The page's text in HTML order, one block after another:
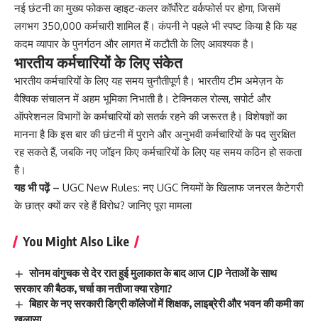
नई छंटनी का मुख्य फोकस व्हाइट‑कलर कॉर्पोरेट वर्कफोर्स पर होगा, जिसमें
लगभग 350,000 कर्मचारी शामिल हैं। कंपनी ने पहले भी स्पष्ट किया है कि यह
कदम व्यापार के पुनर्गठन और लागत में कटौती के लिए आवश्यक है।
भारतीय कर्मचारियों के लिए संकेत
भारतीय कर्मचारियों के लिए यह समय चुनौतीपूर्ण है। भारतीय टीम अमेज़न के
वैश्विक संचालन में अहम भूमिका निभाती है। टेक्निकल रोल्स, सपोर्ट और
ऑपरेशनल विभागों के कर्मचारियों को सतर्क रहने की जरूरत है। विशेषज्ञों का
मानना है कि इस बार की छंटनी में पुराने और अनुभवी कर्मचारियों के पद सुरक्षित
रह सकते हैं, जबकि नए जॉइन किए कर्मचारियों के लिए यह समय कठिन हो सकता
है।
यह भी पढ़ें – UGC New Rules: नए UGC नियमों के खिलाफ जनरल कैटेगरी
के छात्र क्यों कर रहे हैं विरोध? जानिए पूरा मामला
You Might Also Like
सोनम वांगुचक से देर रात हुई मुलाकात के बाद आज CJP नेताओं के साथ
सरकार की बैठक, चर्चा का नतीजा क्या रहेगा?
बिहार के नए सरकारी डिग्री कॉलेजों में शिक्षक, लाइब्रेरी और भवन की कमी का